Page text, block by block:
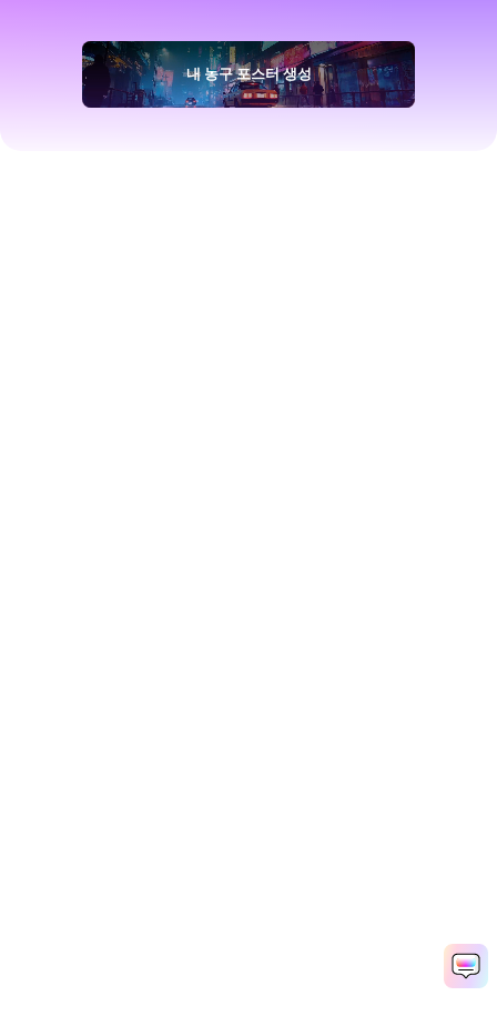
내 농구 포스터 생성